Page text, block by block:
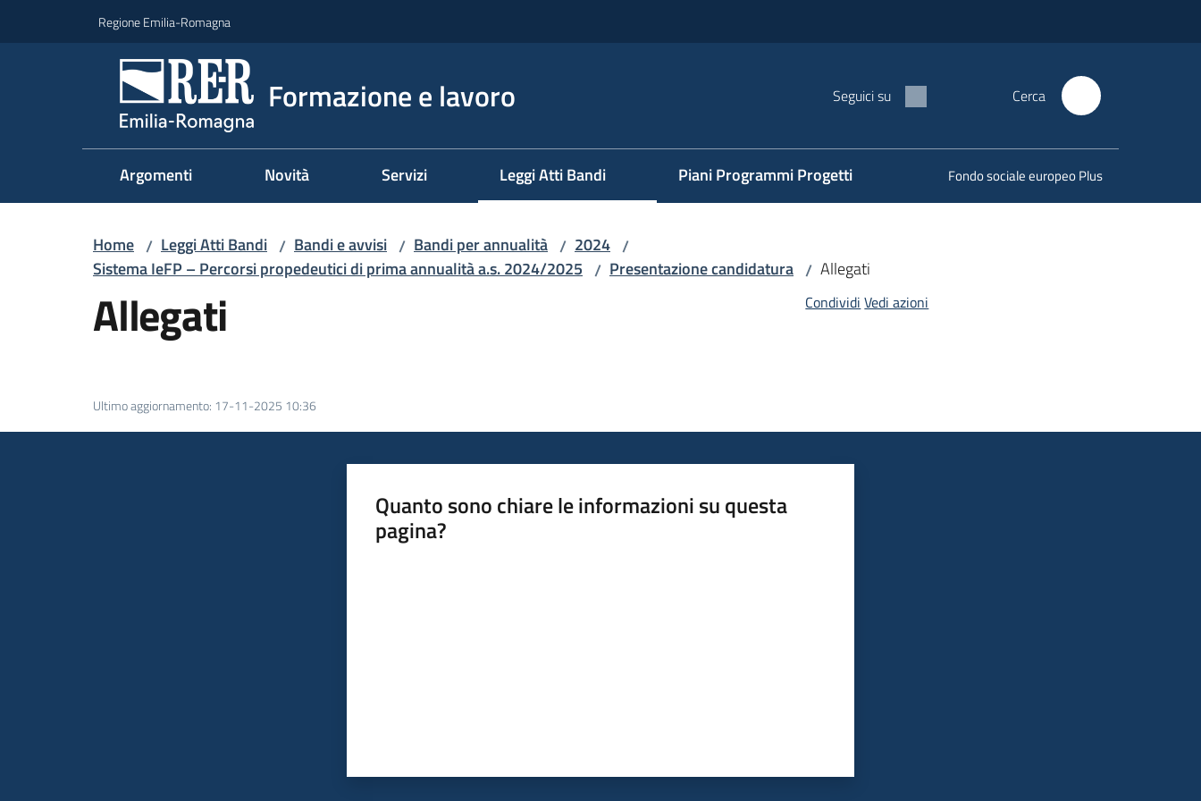
Regione Emilia-Romagna
Formazione e lavoro Seguici su Cerca
Argomenti Novità Servizi Leggi Atti Bandi Piani Programmi Progetti Fondo sociale europeo Plus
Home / Leggi Atti Bandi / Bandi e avvisi / Bandi per annualità / 2024 /
Sistema IeFP – Percorsi propedeutici di prima annualità a.s. 2024/2025 / Presentazione candidatura / Allegati
Allegati Condividi Vedi azioni
Ultimo aggiornamento: 17-11-2025 10:36
Quanto sono chiare le informazioni su questa
pagina?